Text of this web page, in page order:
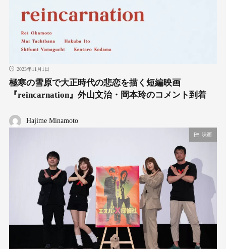
2023年11月1日
極寒の雪原で⼤正時代の悲恋を描く短編映画
『reincarnation』外山文治・岡本玲のコメント到着
Hajime Minamoto
映画